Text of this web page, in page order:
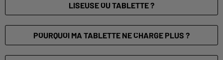
LISEUSE OU TABLETTE ?
POURQUOI MA TABLETTE NE CHARGE PLUS ?